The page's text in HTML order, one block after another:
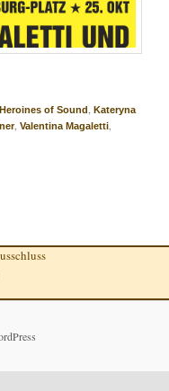
Heroines of Sound ,Kateryna
,Valentina Magaletti